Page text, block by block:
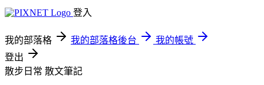
登入
我的部落格 我的部落格後台
我的帳號
登出
散步日常 散文筆記